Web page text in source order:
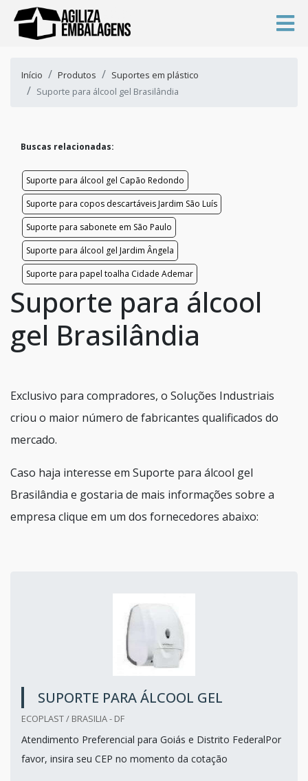
Início Produtos
Suportes em plástico
Suporte para álcool gel Brasilândia
Buscas relacionadas:
Suporte para álcool gel Capão Redondo
Suporte para copos descartáveis Jardim São Luís
Suporte para sabonete em São Paulo
Suporte para álcool gel Jardim Ângela
Suporte para papel toalha Cidade Ademar
Suporte para álcool
gel Brasilândia
Exclusivo para compradores, o Soluções Industriais
criou o maior número de fabricantes qualificados do
mercado.
Caso haja interesse em Suporte para álcool gel
Brasilândia e gostaria de mais informações sobre a
empresa clique em um dos fornecedores abaixo:
SUPORTE PARA ÁLCOOL GEL
ECOPLAST / BRASILIA - DF
Atendimento Preferencial para Goiás e Distrito FederalPor
favor, insira seu CEP no momento da cotação